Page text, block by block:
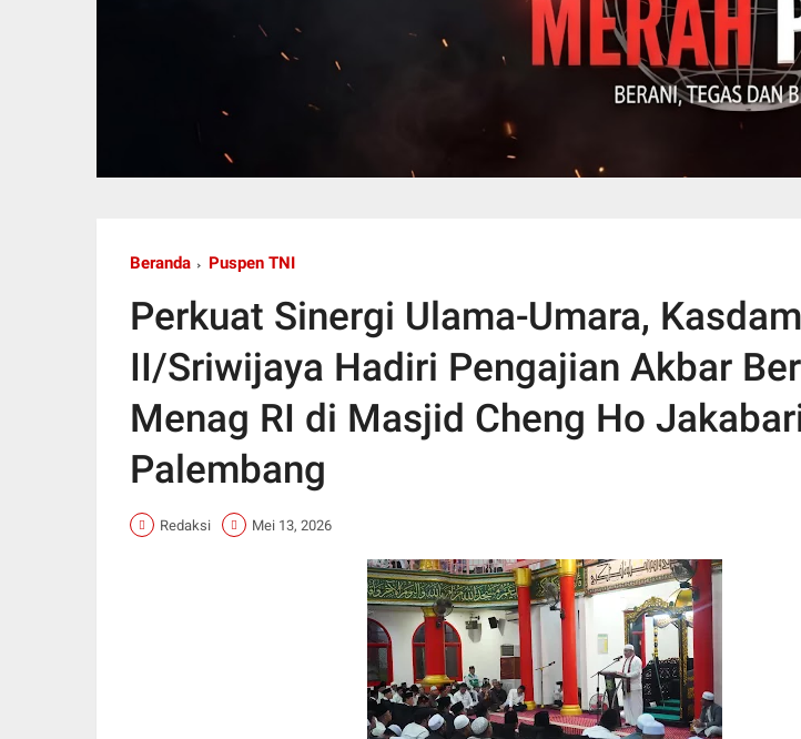
Beranda Puspen TNI
Perkuat Sinergi Ulama-Umara, Kasdam
II/Sriwijaya Hadiri Pengajian Akbar
Menag RI di Masjid Cheng Ho
Palembang
Redaksi Mei 13, 2026